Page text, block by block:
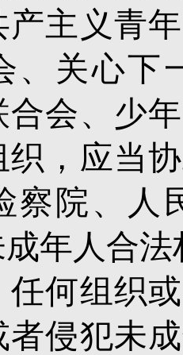
主义青
、关心下
合会、少
织，应当
察院、人
年人合法
何组织或
者侵犯未